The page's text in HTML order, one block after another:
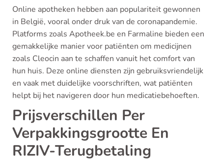
Online apotheken hebben aan populariteit gewonnen
in België, vooral onder druk van de coronapandemie.
Platforms zoals Apotheek.be en Farmaline bieden een
gemakkelijke manier voor patiënten om medicijnen
zoals Cleocin aan te schaffen vanuit het comfort van
hun huis. Deze online diensten zijn gebruiksvriendelijk
en vaak met duidelijke voorschriften, wat patiënten
helpt bij het navigeren door hun medicatiebehoeften.
Prijsverschillen Per
Verpakkingsgrootte En
RIZIV-Terugbetaling